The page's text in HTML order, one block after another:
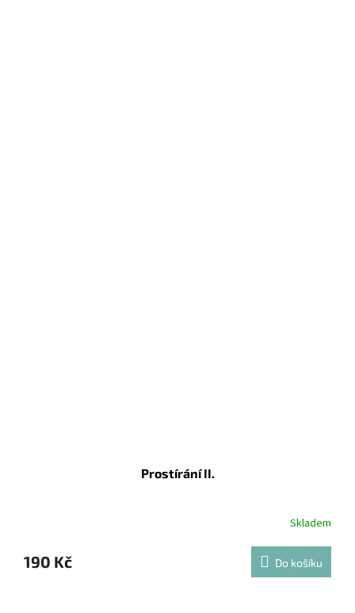
Prostírání II.
Skladem
190 Kč Do košíku